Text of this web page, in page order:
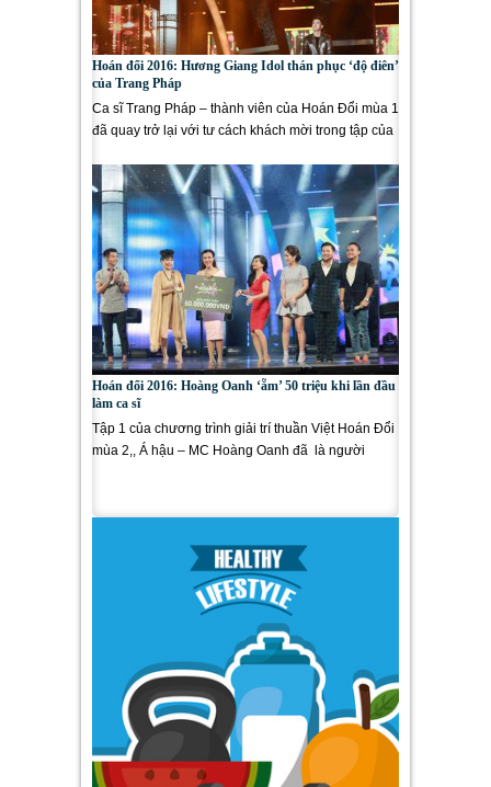
Hoán đổi 2016: Hương Giang Idol thán phục ‘độ điên’
của Trang Pháp
Ca sĩ Trang Pháp – thành viên của Hoán Đổi mùa 1
đã quay trở lại với tư cách khách mời trong tập của
Hoán đổi 2016: Hoàng Oanh ‘ẵm’ 50 triệu khi lần đầu
làm ca sĩ
Tập 1 của chương trình giải trí thuần Việt Hoán Đổi
mùa 2,, Á hậu – MC Hoàng Oanh đã là người